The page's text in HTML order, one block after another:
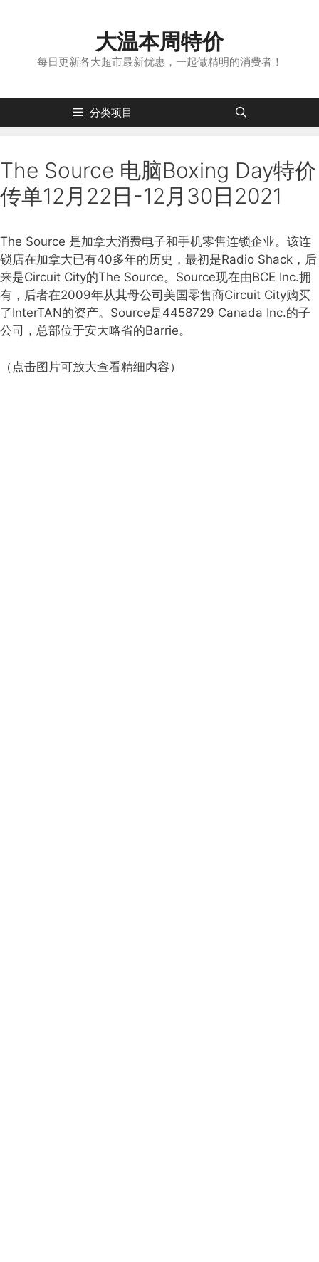
大温本周特价
每日更新各大超市最新优惠，一起做精明的消费者！
分类项目
The Source 电脑Boxing Day特价
传单12月22日-12月30日2021
The Source 是加拿大消费电子和手机零售连锁企业。该连
锁店在加拿大已有40多年的历史，最初是Radio Shack，后
来是Circuit City的The Source。Source现在由BCE Inc.拥
有，后者在2009年从其母公司美国零售商Circuit City购买
了InterTAN的资产。Source是4458729 Canada Inc.的子
公司，总部位于安大略省的Barrie。
（点击图片可放大查看精细内容）